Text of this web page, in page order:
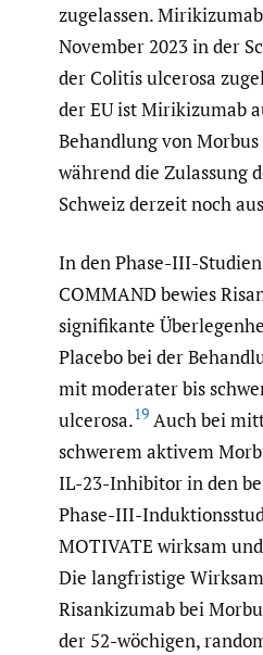
zugelassen.
November 2023 in der
der Colitis ulcerosa
der EU ist Mirikizumab
Behandlung von
während die Zulassung
Schweiz derzeit noch
In den Phase-III-
COMMAND bewies
signifikante
Placebo bei der
mit moderater bis
ulcerosa.19 Auch bei
schwerem aktivem
IL-23-Inhibitor in den
Phase-III-
MOTIVATE wirksam
Die langfristige
Risankizumab bei
der 52-wöchigen,